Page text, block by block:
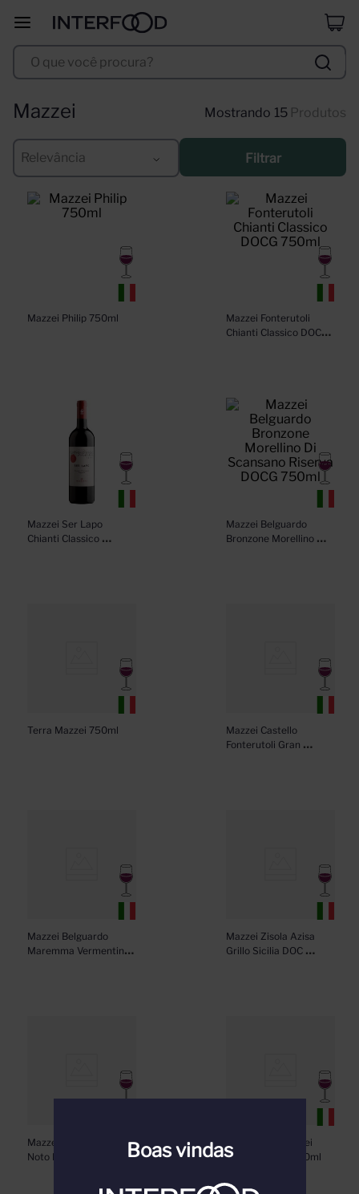
O que você procura?
Mazzei 15 Produtos
Relevância Filtrar
Mazzei Philip 750ml
Mazzei Fonterutoli
Chianti Classico DOCG
Mazzei Ser Lapo
Chianti Classico
Mazzei Belguardo
Bronzone Morellino Di
Terra Mazzei 750ml
Mazzei Castello
Fonterutoli Gran
Mazzei Belguardo
Maremma Vermentino
Mazzei Zisola Azisa
Grillo Sicilia DOC
Mazzei Zisola Sicilia
Noto Rosso DOC
Vinho Tinto Mazzei
Siepi Toscana 750ml
Boas vindas
º duff
corpus astral
10ºsanta helena